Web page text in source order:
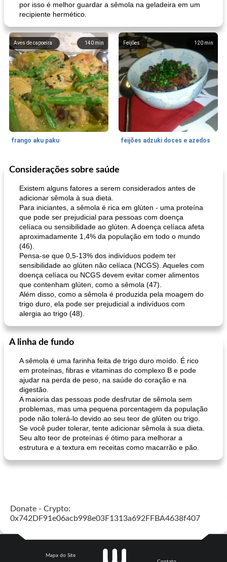
por isso é melhor guardar a sêmola na geladeira em um
recipiente hermético.
140 min
Aves de capoeira
frango aku paku
120 min
Feijões
feijões adzuki doces e azedos
30 min
Bolos
muffins de farelo de harriet sopa de lentilha líbia
Considerações sobre saúde
Existem alguns fatores a serem considerados antes de
adicionar sêmola à sua dieta.
Para iniciantes, a sêmola é rica em glúten - uma proteína
que pode ser prejudicial para pessoas com doença
celíaca ou sensibilidade ao glúten. A doença celíaca afeta
aproximadamente 1,4% da população em todo o mundo
(46).
Pensa-se que 0,5-13% dos indivíduos podem ter
sensibilidade ao glúten não celíaca (NCGS). Aqueles com
doença celíaca ou NCGS devem evitar comer alimentos
que contenham glúten, como a sêmola (47).
Além disso, como a sêmola é produzida pela moagem do
trigo duro, ela pode ser prejudicial a indivíduos com
alergia ao trigo (48).
A linha de fundo
A sêmola é uma farinha feita de trigo duro moído. É rico
em proteínas, fibras e vitaminas do complexo B e pode
ajudar na perda de peso, na saúde do coração e na
digestão.
A maioria das pessoas pode desfrutar de sêmola sem
problemas, mas uma pequena porcentagem da população
pode não tolerá-lo devido ao seu teor de glúten ou trigo.
Se você puder tolerar, tente adicionar sêmola à sua dieta.
Seu alto teor de proteínas é ótimo para melhorar a
estrutura e a textura em receitas como macarrão e pão.
Donate - Crypto:
0x742DF91e06acb998e03F1313a692FFBA4638f407
Mapa do Site